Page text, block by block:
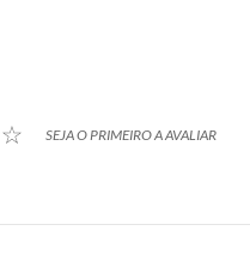
SEJA O PRIMEIRO A AVALIAR